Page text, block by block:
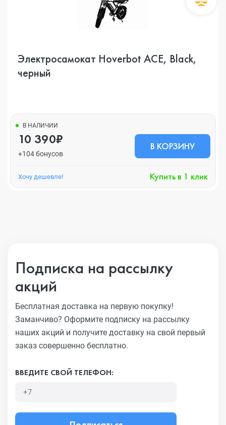
Электросамокат Hoverbot ACE, Black,
черный
В НАЛИЧИИ
10 390₽
+104 бонусов
В КОРЗИНУ
Хочу дешевле! Купить в 1 клик
Подписка на рассылку
акций
Бесплатная доставка на первую покупку!
Заманчиво? Оформите подписку на рассылку
наших акций и получите доставку на свой первый
заказ совершенно бесплатно.
ВВЕДИТЕ СВОЙ ТЕЛЕФОН: